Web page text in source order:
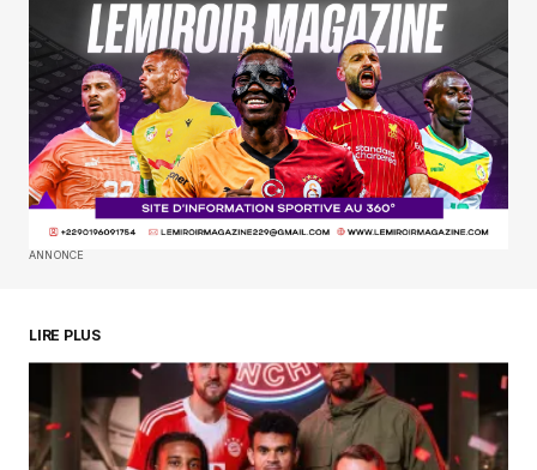
Your E-mail*
Enregistrer mon nom, mon e-mail et mon
site dans le navigateur pour mon prochain
commentaire.
SUBMIT COMMENT
ANNONCE
LIRE PLUS